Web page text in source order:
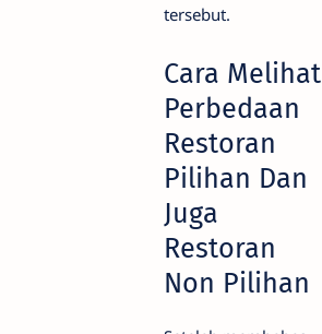
tersebut.
Cara Melihat
Perbedaan
Restoran
Pilihan Dan
Juga
Restoran
Non Pilihan